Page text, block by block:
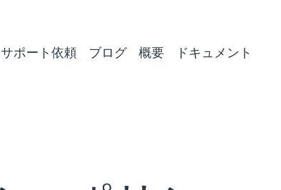
サポート依頼 ブログ 概要 ドキュメント